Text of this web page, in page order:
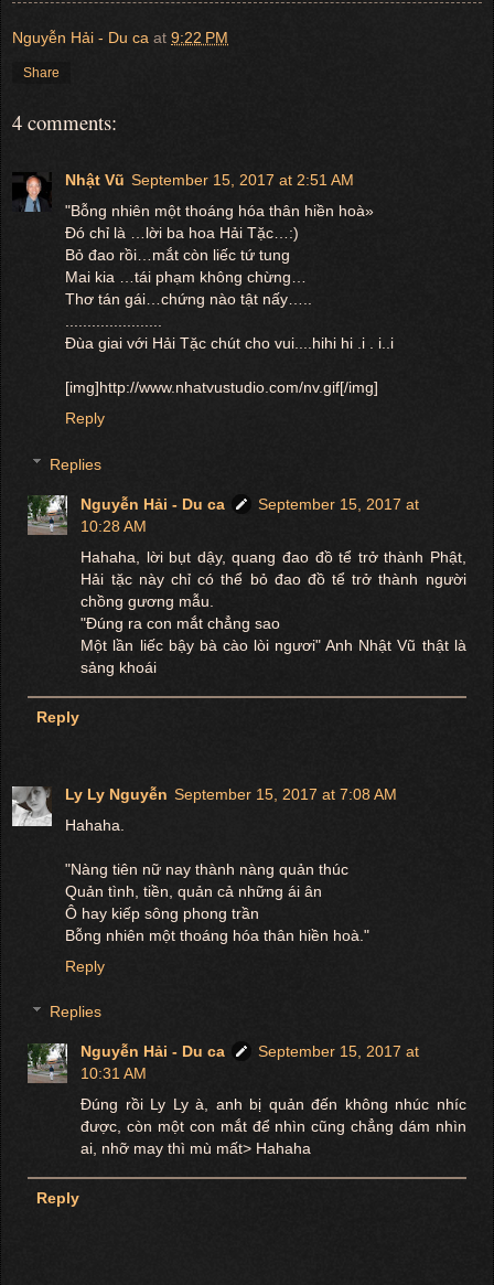
Nguyễn Hải - Du ca at 9:22 PM
Share
4 comments:
Nhật Vũ September 15, 2017 at 2:51 AM
"Bỗng nhiên một thoáng hóa thân hiền hoà»
Đó chỉ là …lời ba hoa Hải Tặc…:)
Bỏ đao rồi…mắt còn liếc tứ tung
Mai kia …tái phạm không chừng…
Thơ tán gái…chứng nào tật nấy…..
Đùa giai với Hải Tặc chút cho vui....hihi hi .i . i..i
[img]http://www.nhatvustudio.com/nv.gif[/img]
Reply
Replies
Nguyễn Hải - Du ca
September 15, 2017 at
10:28 AM
Hahaha, lời bụt dậy, quang đao đồ tể trở thành Phật,
Hải tặc này chỉ có thể bỏ đao đồ tể trở thành người
chồng gương mẫu.
"Đúng ra con mắt chẳng sao
Một lần liếc bậy bà cào lòi ngươi" Anh Nhật Vũ thật là
sảng khoái
Reply
Ly Ly Nguyễn September 15, 2017 at 7:08 AM
Hahaha.
"Nàng tiên nữ nay thành nàng quản thúc
Quản tình, tiền, quản cả những ái ân
Ô hay kiếp sông phong trần
Bỗng nhiên một thoáng hóa thân hiền hoà."
Reply
Replies
Nguyễn Hải - Du ca
September 15, 2017 at
10:31 AM
Đúng rồi Ly Ly à, anh bị quản đến không nhúc nhíc
được, còn một con mắt để nhìn cũng chẳng dám nhìn
ai, nhỡ may thì mù mất> Hahaha
Reply